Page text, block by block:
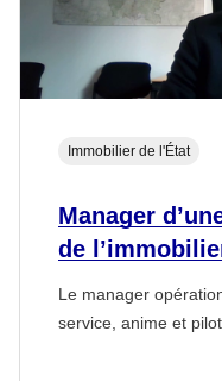
Manager
de
Le manager
service, anime et
Immobilier de l'État